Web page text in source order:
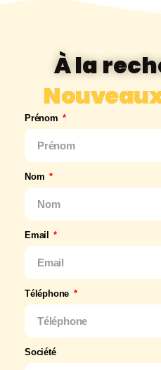
À la
Prénom
Nom
Email
Téléphone
Société